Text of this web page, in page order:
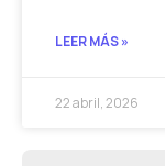
LEER MÁS »
22 abril, 2026